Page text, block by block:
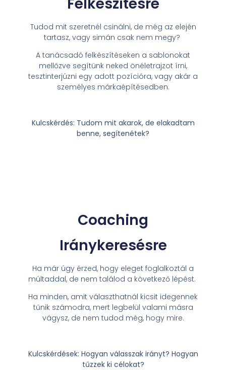
Tudod mit szeretnél csinálni, de még az elején
tartasz, vagy simán csak nem megy?
A tanácsadó felkészítéseken a sablonokat
mellőzve segítünk neked önéletrajzot írni,
tesztinterjúzni egy adott pozícióra, vagy akár a
személyes márkaépítésedben.
Kulcskérdés: Tudom mit akarok, de elakadtam
benne, segítenétek?
Coaching
Iránykeresésre
Ha már úgy érzed, hogy eleget foglalkoztál a
múltaddal, de nem találod a következő lépést.
Ha minden, amit választhatnál kicsit idegennek
tűnik számodra, mert legbelül valami másra
vágysz, de nem tudod még, hogy mire.
Kulcskérdések: Hogyan válasszak irányt? Hogyan
tűzzek ki célokat?